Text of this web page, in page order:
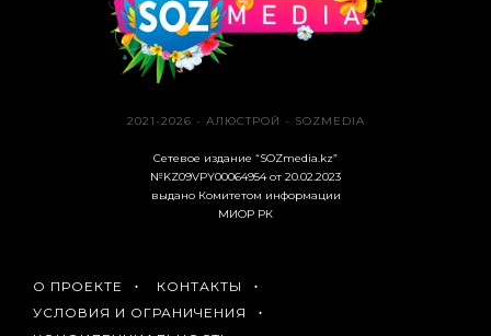
2021-2026 - АЛЮСТРОЙ - SOZMEDIA
Сетевое издание “SOZmedia.kz”
№KZ09VPY00064954 от 20.02.2023
выдано Комитетом информации
МИОР РК
О ПРОЕКТЕ
КОНТАКТЫ
УСЛОВИЯ И ОГРАНИЧЕНИЯ